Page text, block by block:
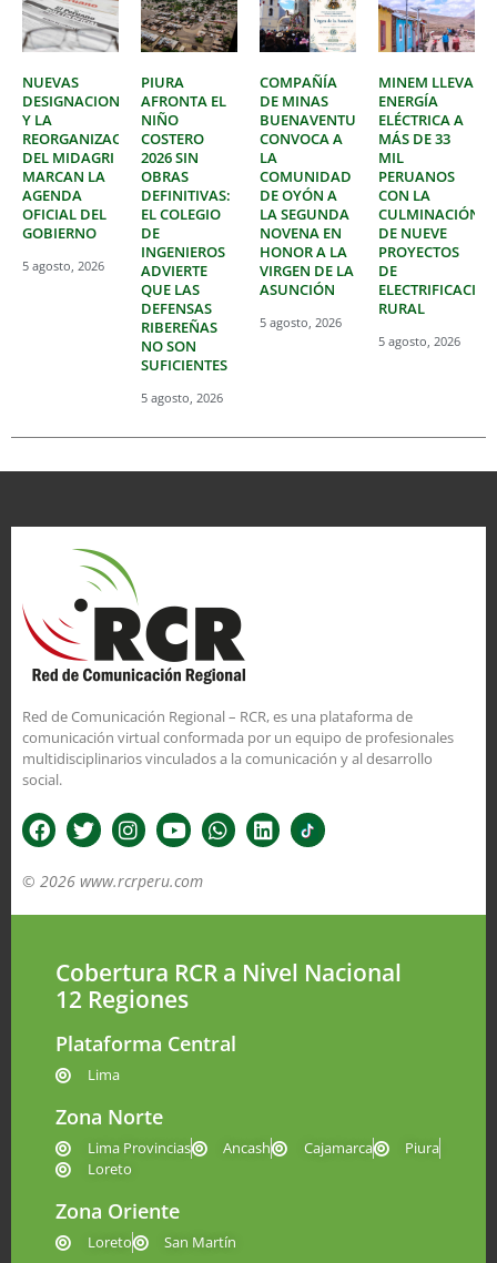
NUEVAS
DESIGNACIONES
Y LA
REORGANIZACIÓN
DEL MIDAGRI
MARCAN LA
AGENDA
OFICIAL DEL
GOBIERNO
5 agosto, 2026
PIURA
AFRONTA EL
NIÑO
COSTERO
2026 SIN
OBRAS
DEFINITIVAS:
EL COLEGIO
DE
INGENIEROS
ADVIERTE
QUE LAS
DEFENSAS
RIBEREÑAS
NO SON
SUFICIENTES
5 agosto, 2026
COMPAÑÍA
DE MINAS
BUENAVENTURA
CONVOCA A
LA
COMUNIDAD
DE OYÓN A
LA SEGUNDA
NOVENA EN
HONOR A LA
VIRGEN DE LA
ASUNCIÓN
5 agosto, 2026
MINEM LLEVA
ENERGÍA
ELÉCTRICA A
MÁS DE 33
MIL
PERUANOS
CON LA
CULMINACIÓN
DE NUEVE
PROYECTOS
DE
ELECTRIFICACIÓN
RURAL
5 agosto, 2026
Red de Comunicación Regional – RCR, es una plataforma de
comunicación virtual conformada por un equipo de profesionales
multidisciplinarios vinculados a la comunicación y al desarrollo
social.
© 2026 www.rcrperu.com
Cobertura RCR a Nivel Nacional
12 Regiones
Plataforma Central
Lima
Zona Norte
Lima Provincias Ancash Cajamarca
Piura
Loreto
Zona Oriente
Loreto San Martín